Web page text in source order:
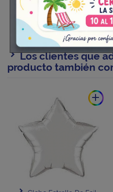
Los clientes que
producto también
add